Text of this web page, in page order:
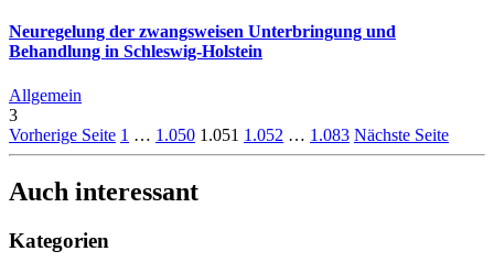
Neuregelung der zwangsweisen Unterbringung und
Behandlung in Schleswig-Holstein
Allgemein
3
Vorherige Seite 1 … 1.050 1.051 1.052 … 1.083 Nächste Seite
Auch interessant
Kategorien